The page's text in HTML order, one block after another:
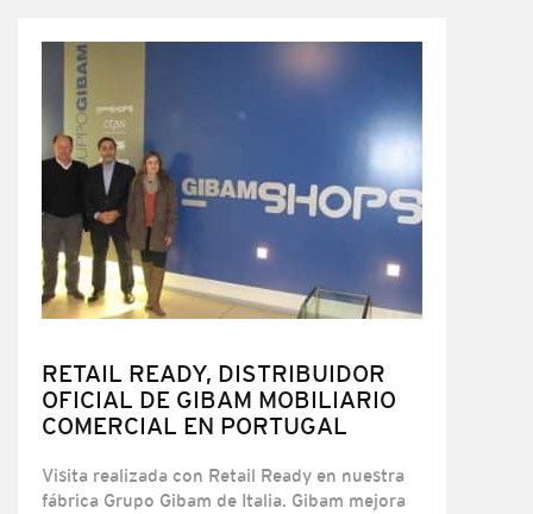
RETAIL READY, DISTRIBUIDOR
OFICIAL DE GIBAM MOBILIARIO
COMERCIAL EN PORTUGAL
Visita realizada con Retail Ready en nuestra
fábrica Grupo Gibam de Italia. Gibam mejora